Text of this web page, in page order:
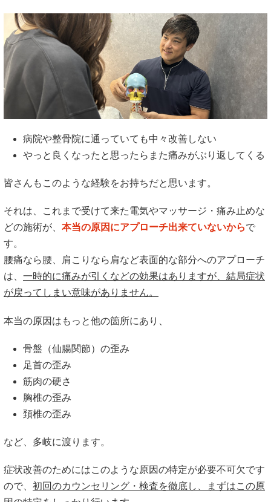
病院や整骨院に通っていても中々改善しない
やっと良くなったと思ったらまた痛みがぶり返してくる
皆さんもこのような経験をお持ちだと思います。
それは、これまで受けて来た電気やマッサージ・痛み止めな
どの施術が、 本当の原因にアプローチ出来ていないからで
す。
腰痛なら腰、肩こりなら肩など表面的な部分へのアプローチ
は、 一時的に痛みが引くなどの効果はありますが、結局症状
が戻ってしまい意味がありません。
本当の原因はもっと他の箇所にあり、
骨盤（仙腸関節）の歪み
足首の歪み
筋肉の硬さ
胸椎の歪み
頚椎の歪み
など、多岐に渡ります。
症状改善のためにはこのような原因の特定が必要不可欠です
ので、 初回のカウンセリング・検査を徹底し、まずはこの原